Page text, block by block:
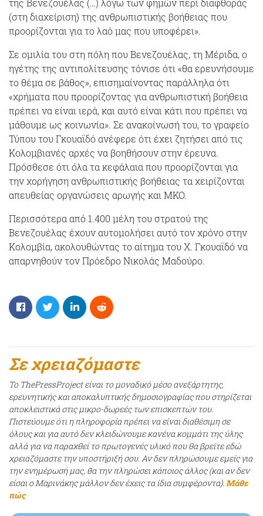
της Βενεζουέλας (…) λόγω των φημών περί διαφθοράς
(στη διαχείριση) της ανθρωπιστικής βοήθειας που
προορίζονται για το λαό μας που υποφέρει».
Σε ομιλία του στη πόλη που Βενεζουέλας, τη Μέριδα, ο
ηγέτης της αντιπολίτευσης τόνισε ότι «θα ερευνήσουμε
το θέμα σε βάθος», επισημαίνοντας παράλληλα ότι
«χρήματα που προορίζοντας για ανθρωπιστική βοήθεια
πρέπει να είναι ιερά, και αυτό είναι κάτι που πρέπει να
μάθουμε ως κοινωνία». Σε ανακοίνωσή του, το γραφείο
Τύπου του Γκουαϊδό ανέφερε ότι έχει ζητήσει από τις
Κολομβιανές αρχές να βοηθήσουν στην έρευνα.
Πρόσθεσε ότι όλα τα κεφάλαια που προορίζονται για
την χορήγηση ανθρωπιστικής βοήθειας τα χειρίζονται
απευθείας οργανώσεις αρωγής και ΜΚΟ.
Περισσότερα από 1.400 μέλη του στρατού της
Βενεζουέλας έχουν αυτομολήσει αυτό τον χρόνο στην
Κολομβία, ακολουθώντας το αίτημα του Χ. Γκουαϊδό να
απαρνηθούν τον Πρόεδρο Νικολάς Μαδούρο.
Σε χρειαζόμαστε
Το ThePressProject είναι το μοναδικό μέσο ανεξάρτητης,
ερευνητικής και αποκαλυπτικής δημοσιογραφίας που στηρίζεται
αποκλειστικά στις μικρο-δωρεές των επισκεπτών του.
Πιστεύουμε ότι η πληροφορία πρέπει να είναι διαθέσιμη σε
όλους και για αυτό δεν κλειδώνουμε κανένα κομμάτι της ύλης
αλλά για να παραχθεί το πρωτογενές υλικό που θα βρείτε εδώ
χρειαζόμαστε την υποστήριξή σου. Αν δεν πληρώσουμε εμείς για
την ενημέρωσή μας, θα την πληρώσει κάποιος άλλος (και αν δεν
είσαι ο Μαρινάκης μάλλον δεν έχεις τα ίδια συμφέροντα). Μάθε
πώς